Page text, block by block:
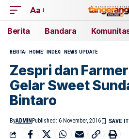
Aa
Berita Bandara
BERITA HOME INDEX NEWS UPDATE
​Zespri dan
Gelar Sweet
Bintaro
ByADMIN Published: 6 November, 2016